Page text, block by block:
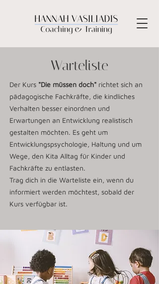
Warteliste
Der Kurs "Die müssen doch" richtet sich an
pädagogische Fachkräfte, die kindliches
Verhalten besser einordnen und
Erwartungen an Entwicklung realistisch
gestalten möchten. Es geht um
Entwicklungspsychologie, Haltung und um
Wege, den Kita Alltag für Kinder und
Fachkräfte zu entlasten.
Trag dich in die Warteliste ein, wenn du
informiert werden möchtest, sobald der
Kurs verfügbar ist.